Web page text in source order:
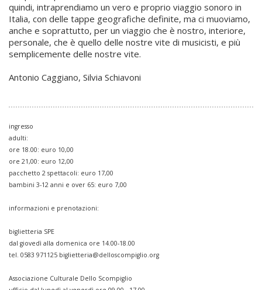
quindi, intraprendiamo un vero e proprio viaggio sonoro in
Italia, con delle tappe geografiche definite, ma ci muoviamo,
anche e soprattutto, per un viaggio che è nostro, interiore,
personale, che è quello delle nostre vite di musicisti, e più
semplicemente delle nostre vite.
Antonio Caggiano, Silvia Schiavoni
ingresso
adulti:
ore 18.00: euro 10,00
ore 21,00: euro 12,00
pacchetto 2 spettacoli: euro 17,00
bambini 3-12 anni e over 65: euro 7,00
informazioni e prenotazioni:
biglietteria SPE
dal giovedì alla domenica ore 14.00-18.00
tel. 0583 971125 biglietteria@delloscompiglio.org
Associazione Culturale Dello Scompiglio